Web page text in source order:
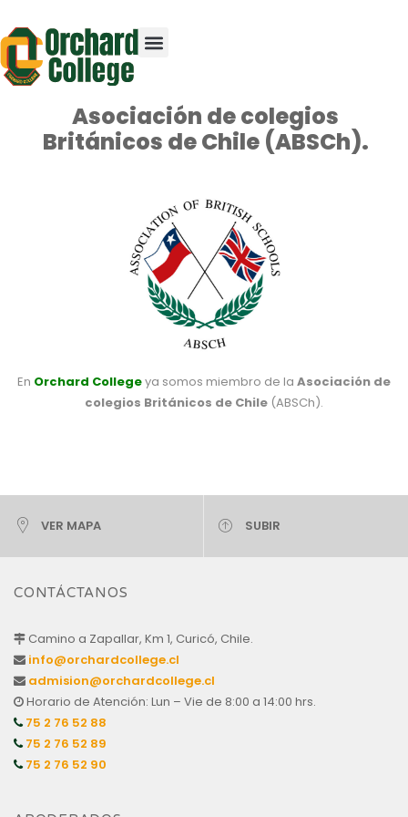
Asociación de colegios
Británicos de Chile (ABSCh).
En Orchard Collegeya somos miembro de la Asociación de
colegios Británicos de Chile (ABSCh).
VER MAPA SUBIR
CONTÁCTANOS
Camino a Zapallar, Km 1, Curicó, Chile.
info@orchardcollege.cl
admision@orchardcollege.cl
Horario de Atención: Lun – Vie de 8:00 a 14:00 hrs.
75 2 76 52 88
75 2 76 52 89
75 2 76 52 90